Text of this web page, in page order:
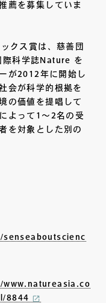
薦を募集していま
クス賞は、慈善団
科学誌Nature を
が2012年に開始し
会が科学的根拠を
の価値を提唱して
よって1～2名の受
を対象とした別の
senseaboutscienc
www.natureasia.co
8844